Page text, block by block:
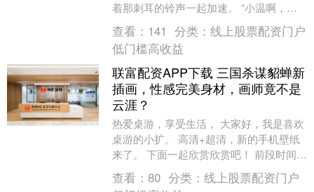
着那刺耳的铃声一起加速。 “小温啊，你
妈突然胸闷，昏过去了！小磊是不是到家
了？快让他开车送....
查看： 141 分类： 线上股票配资门户
低门槛高收益
联富配资APP下载 三国杀谋貂蝉新
插画，性感完美身材，画师竟不是
云涯？
热爱桌游，享受生活， 大家好，我是喜欢
桌游的小扩。 高清+超清，新的手机壁纸
来了。 下面一起欣赏欣赏吧！ 前段时间看
到谋貂蝉新插画， 还以为是谋貂蝉新皮
肤。 风....
查看： 80 分类： 线上股票配资门户